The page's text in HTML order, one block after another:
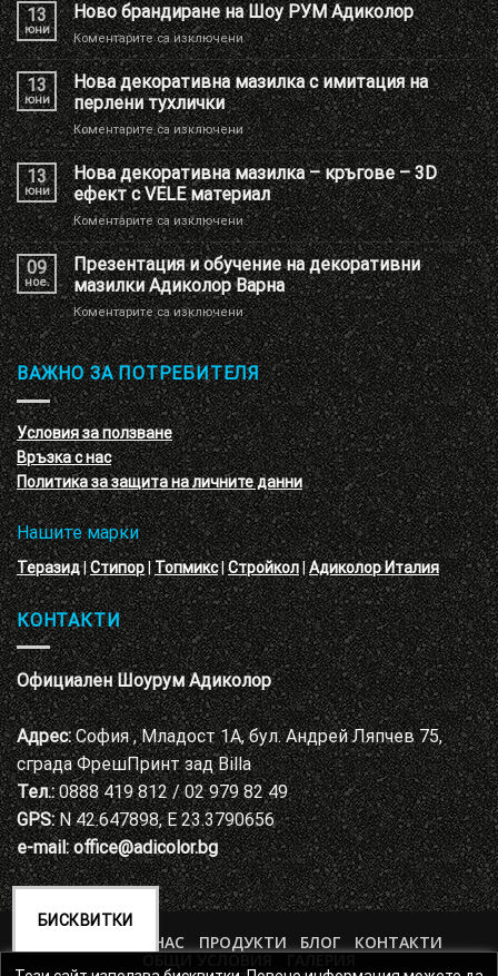
13
юни
Ново брандиране на Шоу РУМ Адиколор
Коментарите са изключениза
Ново
брандиране
на
Шоу
РУМ
Адиколор
13
юни
Нова декоративна мазилка с имитация на
перлени тухлички
Коментарите са изключениза
Нова
декоративна
мазилка
с
имитация
на
перлени
тухлички
13
юни
Нова декоративна мазилка – кръгове – 3D
ефект с VELE материал
Коментарите са изключениза
Нова
декоративна
мазилка
–
кръгове
–
3D
ефект
с
VELE
материал
09
ное.
Презентация и обучение на декоративни
мазилки Адиколор Варна
Коментарите са изключениза
Презентация
и
обучение
на
декоративни
мазилки
Адиколор
Варна
ВАЖНО ЗА ПОТРЕБИТЕЛЯ
Условия за ползване
Връзка с нас
Политика за защита на личните данни
Нашите марки
Теразид|Стипор|Топмикс|Стройкол|Адиколор Италия
КОНТАКТИ
Официален Шоурум Адиколор
Адрес:София , Младост 1А, бул. Андрей Ляпчев 75,
сграда ФрешПринт зад Billa
Тел.:0888 419 812 / 02 979 82 49
GPS:N 42.647898, E 23.3790656
e-mail: office@adicolor.bg
ЗА НАС ПРОДУКТИ БЛОГ
КОНТАКТИ
ОБЩИ УСЛОВИЯ
ГАЛЕРИЯ
БИСКВИТКИ